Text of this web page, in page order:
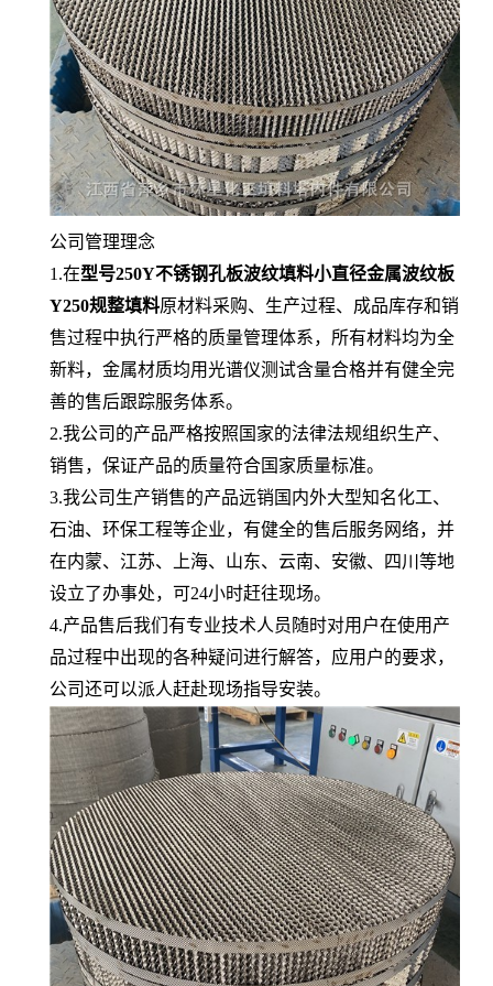
公司管理理念
1.在型号250Y不锈钢孔板波纹填料小直径金属波纹板
Y250规整填料原材料采购、生产过程、成品库存和销
售过程中执行严格的质量管理体系，所有材料均为全
新料，金属材质均用光谱仪测试含量合格并有健全完
善的售后跟踪服务体系。
2.我公司的产品严格按照国家的法律法规组织生产、
销售，保证产品的质量符合国家质量标准。
3.我公司生产销售的产品远销国内外大型知名化工、
石油、环保工程等企业，有健全的售后服务网络，并
在内蒙、江苏、上海、山东、云南、安徽、四川等地
设立了办事处，可24小时赶往现场。
4.产品售后我们有专业技术人员随时对用户在使用产
品过程中出现的各种疑问进行解答，应用户的要求，
公司还可以派人赶赴现场指导安装。